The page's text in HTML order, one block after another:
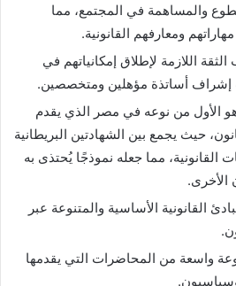
والمساهمة في المجتمع، مما
ومعارفهم القانونية.
اللازمة لإطلاق إمكانياتهم في
إشراف أساتذة مؤهلين ومتخصصين.
هو الأول من نوعه في مصر الذي يقدم
حيث يجمع بين الشهادتين البريطانية
القانونية، مما جعله نموذجًا يُحتذى به
الأخرى.
القانونية الأساسية والمتنوعة عبر
واسعة من المحاضرات التي يقدمها